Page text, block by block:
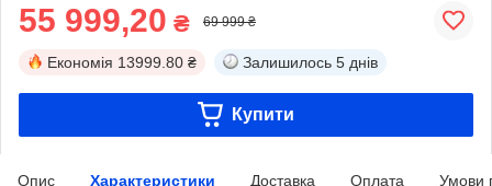
55 999,20 ₴ 69 999 ₴
Економія 13999.80 ₴ Залишилось 5 днів
Купити
Опис Характеристики Доставка Оплата Умови